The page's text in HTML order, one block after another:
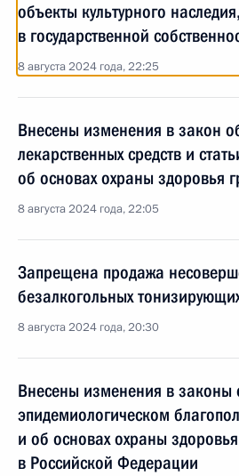
объекты культурного
в государственной
8 августа 2024 года, 22:25
Внесены изменения в закон
лекарственных средств и
об основах охраны здоровья
8 августа 2024 года, 22:05
Запрещена продажа
безалкогольных
8 августа 2024 года, 20:30
Внесены изменения в законы
эпидемиологическом
и об основах охраны
в Российской Федерации